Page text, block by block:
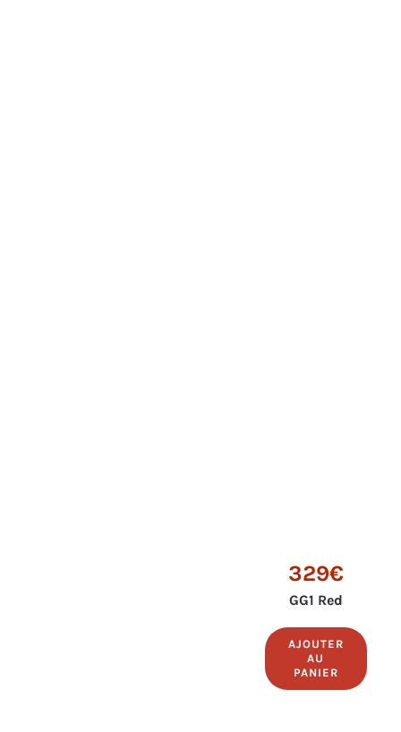
329€
GG1 Red
AJOUTER
AU
PANIER